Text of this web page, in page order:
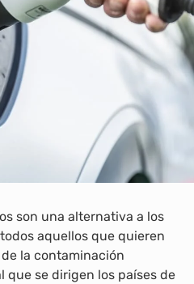
son una alternativa a los
aquellos que quieren
la contaminación
que se dirigen los países de